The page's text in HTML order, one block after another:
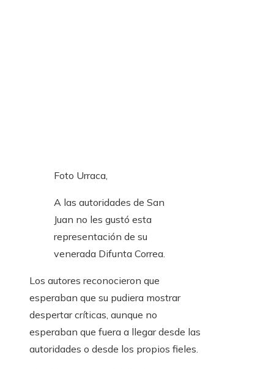
Foto Urraca,
A las autoridades de San
Juan no les gustó esta
representación de su
venerada Difunta Correa.
Los autores reconocieron que
esperaban que su pudiera mostrar
despertar críticas, aunque no
esperaban que fuera a llegar desde las
autoridades o desde los propios fieles.